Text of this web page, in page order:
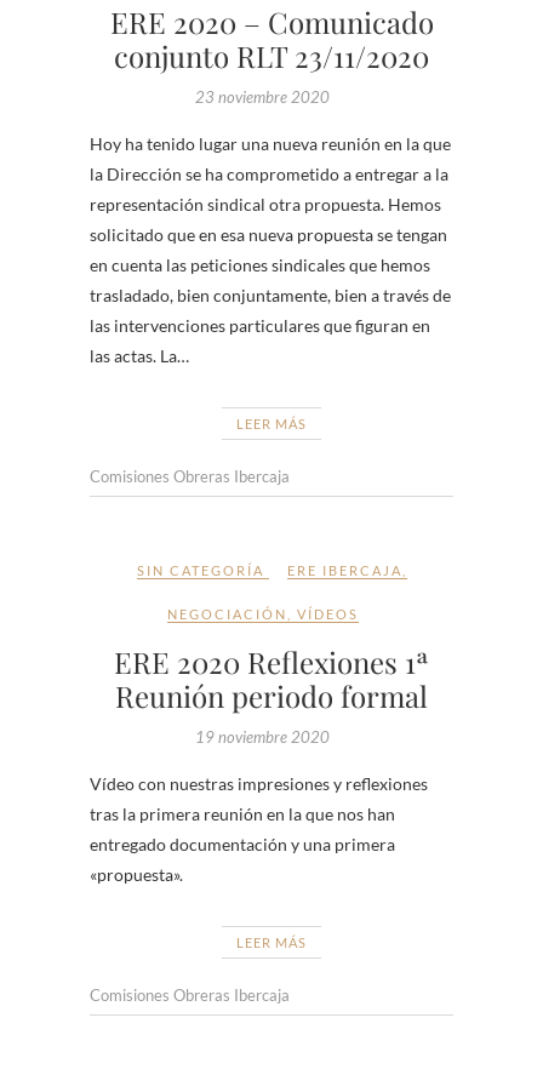
ERE 2020 – Comunicado
conjunto RLT 23/11/2020
23 noviembre 2020
Hoy ha tenido lugar una nueva reunión en la que
la Dirección se ha comprometido a entregar a la
representación sindical otra propuesta. Hemos
solicitado que en esa nueva propuesta se tengan
en cuenta las peticiones sindicales que hemos
trasladado, bien conjuntamente, bien a través de
las intervenciones particulares que figuran en
las actas. La…
LEER MÁS
Comisiones Obreras Ibercaja
SIN CATEGORÍA ERE IBERCAJA
NEGOCIACIÓN VÍDEOS
ERE 2020 Reflexiones 1ª
Reunión periodo formal
19 noviembre 2020
Vídeo con nuestras impresiones y reflexiones
tras la primera reunión en la que nos han
entregado documentación y una primera
«propuesta».
LEER MÁS
Comisiones Obreras Ibercaja